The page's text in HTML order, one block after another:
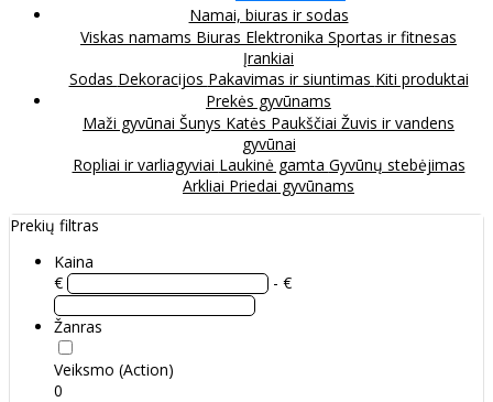
Namai, biuras ir sodas
Viskas namams Biuras Elektronika Sportas ir fitnesas
Įrankiai
Sodas Dekoracijos Pakavimas ir siuntimas Kiti produktai
Prekės gyvūnams
Maži gyvūnai Šunys Katės Paukščiai Žuvis ir vandens
gyvūnai
Ropliai ir varliagyviai Laukinė gamta Gyvūnų stebėjimas
Arkliai Priedai gyvūnams
Prekių filtras
Kaina
€
- €
Žanras
Veiksmo (Action)
0